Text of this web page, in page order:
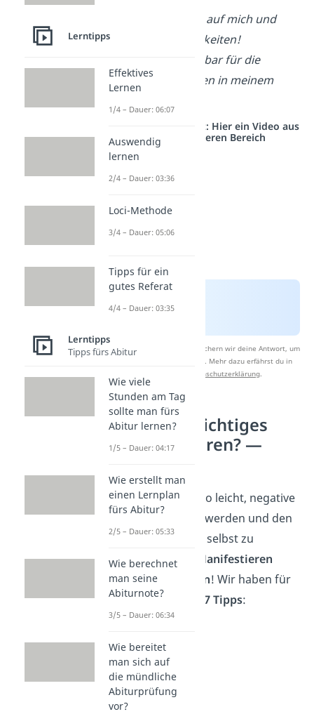
Ich vertraue auf mich und
meine Fähigkeiten!
Ich bin dankbar für die
Möglichkeiten in meinem
Studyflix vernetzt: Hier ein Video aus
einem anderen Bereich
Nach Beantwortung speichern wir deine Antwort, um
Studyflix zu verbessern. Mehr dazu erfährst du in
Datenschutzerklärung.
Wie geht richtiges
Manifestieren? —
Es ist gar nicht so leicht, negative
Gedanken loszuwerden und den
Glauben an sich selbst zu
stärken. Doch
Manifestieren
kannst du
lernen! Wir haben für
dich dazu diese 7 Tipps:
Lerntipps
Effektives
Lernen
1/4 – Dauer: 06:07
Auswendig
lernen
2/4 – Dauer: 03:36
Loci-Methode
3/4 – Dauer: 05:06
Tipps für ein
gutes Referat
4/4 – Dauer: 03:35
Lerntipps
Tipps fürs Abitur
Wie viele
Stunden am Tag
sollte man fürs
Abitur lernen?
1/5 – Dauer: 04:17
Wie erstellt man
einen Lernplan
fürs Abitur?
2/5 – Dauer: 05:33
Wie berechnet
man seine
Abiturnote?
3/5 – Dauer: 06:34
Wie bereitet
man sich auf
die mündliche
Abiturprüfung
vor?